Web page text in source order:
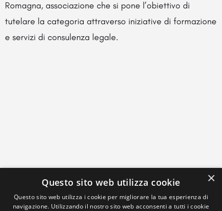
Romagna, associazione che si pone l’obiettivo di
tutelare la categoria attraverso iniziative di formazione
e servizi di consulenza legale.
×
Questo sito web utilizza cookie
Questo sito web utilizza i cookie per migliorare la tua esperienza di
navigazione. Utilizzando il nostro sito web acconsenti a tutti i cookie